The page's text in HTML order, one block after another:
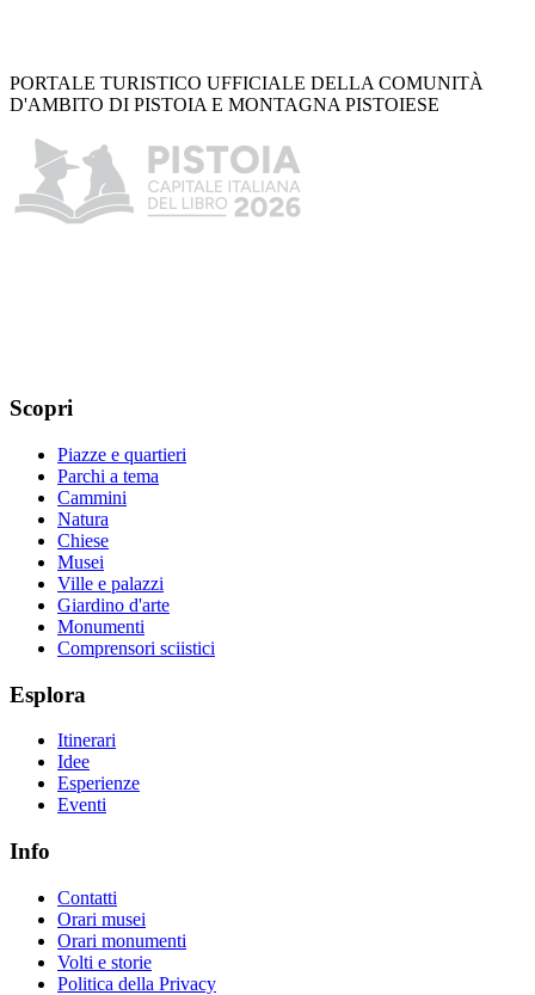
PORTALE TURISTICO UFFICIALE DELLA COMUNITÀ
D'AMBITO DI PISTOIA E MONTAGNA PISTOIESE
Scopri
Piazze e quartieri
Parchi a tema
Cammini
Natura
Chiese
Musei
Ville e palazzi
Giardino d'arte
Monumenti
Comprensori sciistici
Esplora
Itinerari
Idee
Esperienze
Eventi
Info
Contatti
Orari musei
Orari monumenti
Volti e storie
Politica della Privacy